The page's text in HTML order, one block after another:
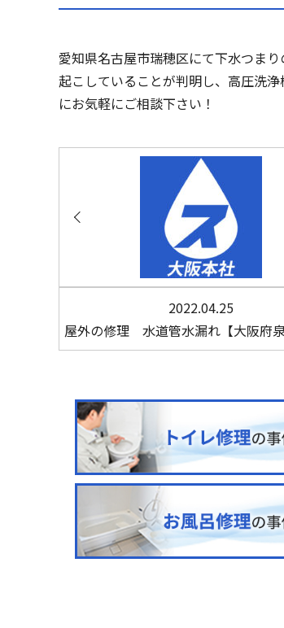
愛知県名古屋市瑞穂区にて下水つま
起こしていることが判明し、高圧洗
にお気軽にご相談下さい！
2022.04.25
屋外の修理 水道管水漏れ【大阪府